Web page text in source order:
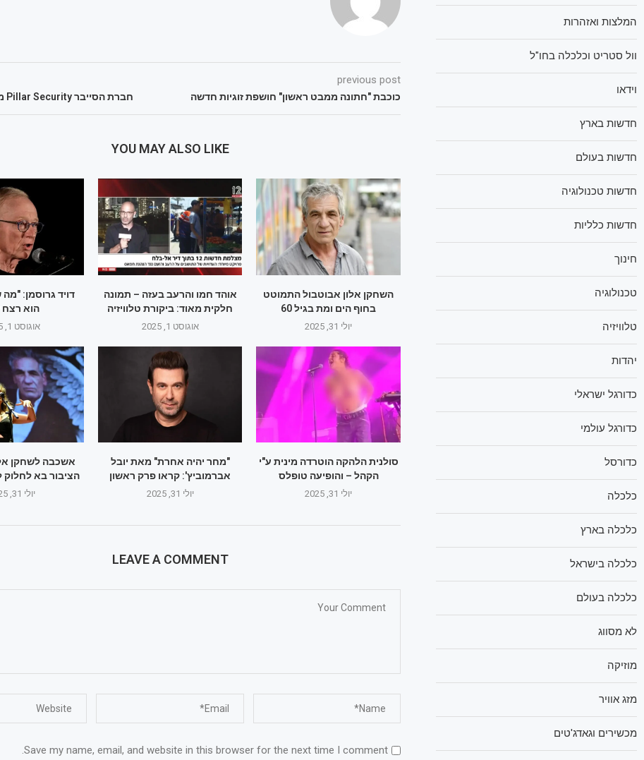
previous post
כוכבת "חתונה ממבט ראשון" חושפת זוגיות חדשה חברת הסייבר Pillar Security מגייסת עובדים
YOU MAY ALSO LIKE
דויד גרוסמן:
הוא
אוגוסט 1, 2025
אוהד חמו והרעב בעזה – תמונה
חלקית מאוד: ביקורת טלוויזיה
אוגוסט 1, 2025
השחקן אלון אבוטבול התמוטט
בחוף הים ומת בגיל 60
יולי 31, 2025
אשכבה לשחקן
הציבור בא לחלוק
יולי 31, 2025
"מחר יהיה אחרת" מאת יובל
אברמוביץ': קראו פרק ראשון
יולי 31, 2025
סולנית הלהקה הוטרדה מינית ע"י
הקהל – והופיעה טופלס
יולי 31, 2025
LEAVE A COMMENT
Save my name, email, and website in this browser for the next time I comment.
המלצות ואזהרות
וול סטריט וכלכלה בחו"ל
וידאו
חדשות בארץ
חדשות בעולם
חדשות טכנולוגיה
חדשות כלליות
חינוך
טכנולוגיה
טלוויזיה
יהדות
כדורגל ישראלי
כדורגל עולמי
כדורסל
כלכלה
כלכלה בארץ
כלכלה בישראל
כלכלה בעולם
לא מסווג
מוזיקה
מזג אוויר
מכשירים וגאדג'טים